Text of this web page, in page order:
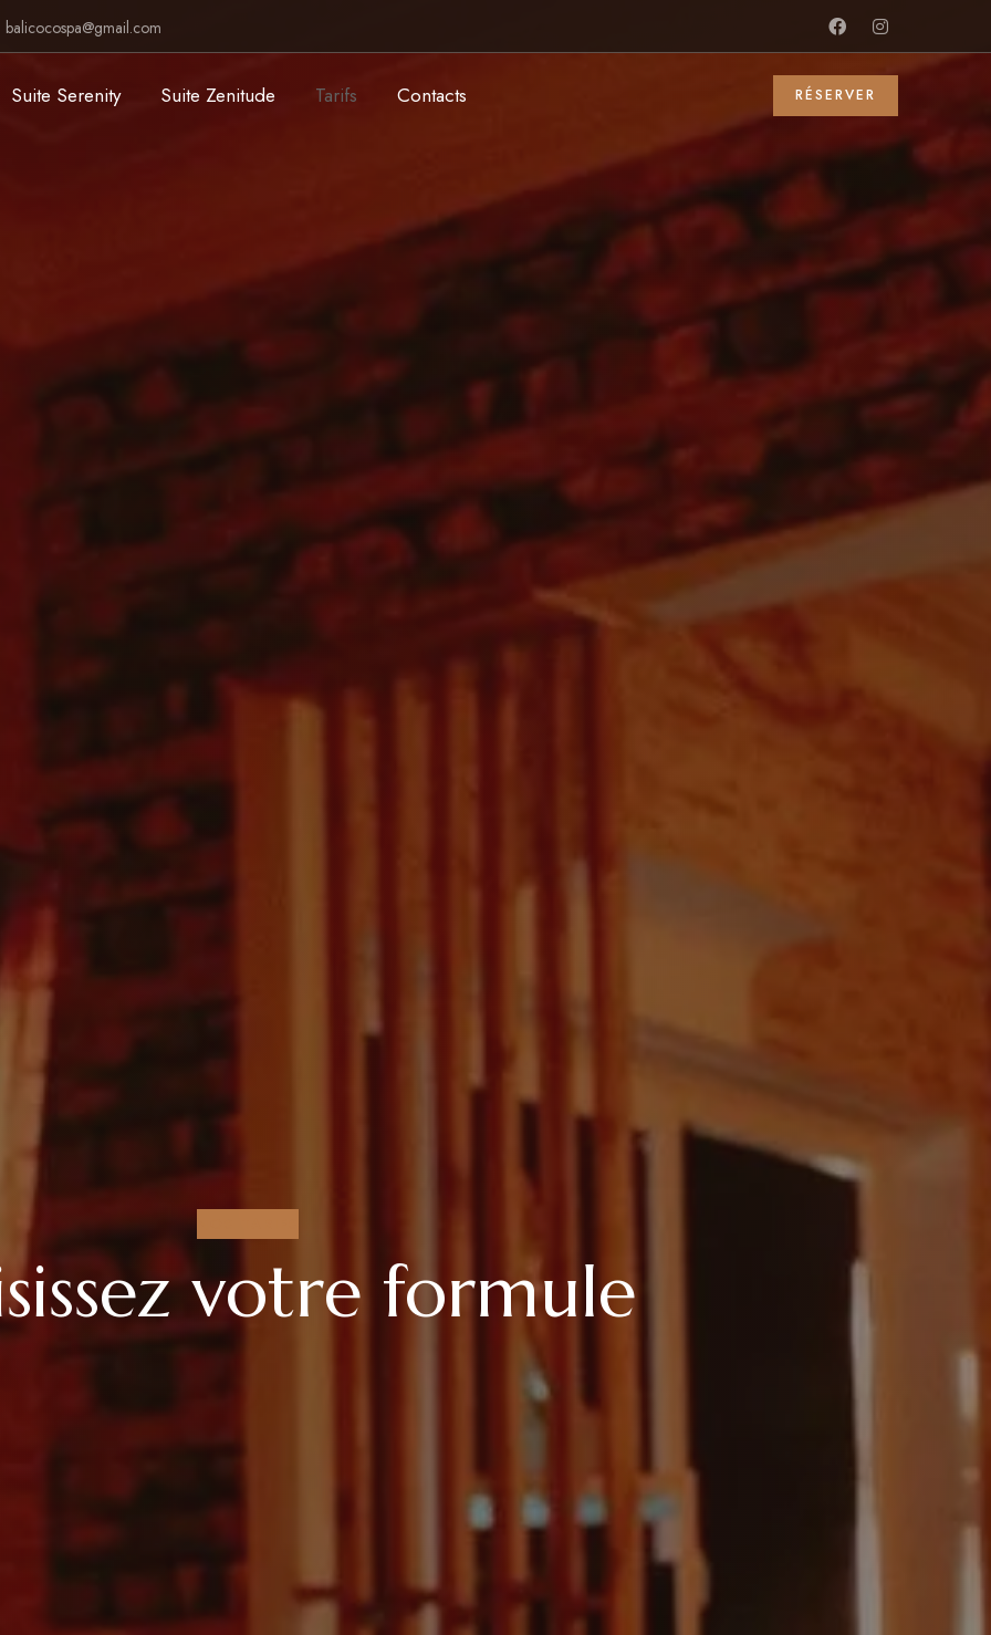
balicocospa@gmail.com
Suite Serenity Suite Zenitude Tarifs Contacts RÉSERVER
votre formule